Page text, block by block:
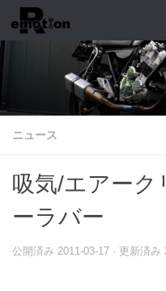
コンテンツへスキップ
ニュース
吸気/エアー
ーラバー
公開済み 2011-03-17 · 更新済み